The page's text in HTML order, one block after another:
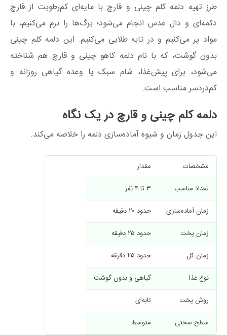
طرز تهیه دلمه کلم چینی و قارچ با مایه‌ای کم‌رطوبت از قارچ
دکمه‌ای و دال عدس انجام می‌شود؛ برگ‌ها را نرم می‌کنیم، با
مواد پر می‌کنیم و در تابه طلایی می‌کنیم. این دلمه کلم چینی
بدون گوشت، که با نام دلمه کاهو چینی و قارچ هم شناخته
می‌شود، برای پیش‌غذا، شام سبک یا وعده گیاهی روزانه و
کم‌دردسر مناسب است.
دلمه کلم چینی و قارچ در یک نگاه
این جدول زمان و شیوه آماده‌سازی دلمه را خلاصه می‌کند.
مشخصات
مقدار
تعداد مناسب
۳ تا ۴ نفر
زمان آماده‌سازی
حدود ۲۰ دقیقه
زمان پخت
حدود ۲۵ دقیقه
زمان کل
حدود ۴۵ دقیقه
نوع غذا
گیاهی و بدون گوشت
روش پخت
تابه‌ای
سطح سختی
متوسط